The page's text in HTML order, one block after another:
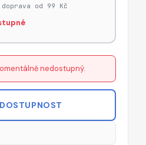
doprava od 99 Kč
nedostupný.